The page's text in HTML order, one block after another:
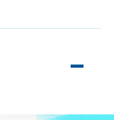
–